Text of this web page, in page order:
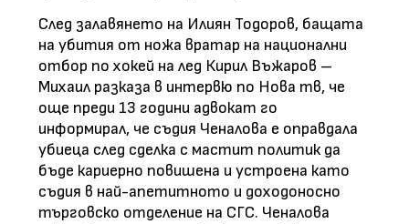
След залавянето на Илиян Тодоров, бащата
на убития от ножа вратар на национални
отбор по хокей на лед Кирил Въжаров –
Михаил разказа в интервю по Нова тв, че
още преди 13 години адвокат го
информирал, че съдия Ченалова е оправдала
убиеца след сделка с мастит политик да
бъде кариерно повишена и устроена като
съдия в най-апетитното и доходоносно
търговско отделение на СГС. Ченалова